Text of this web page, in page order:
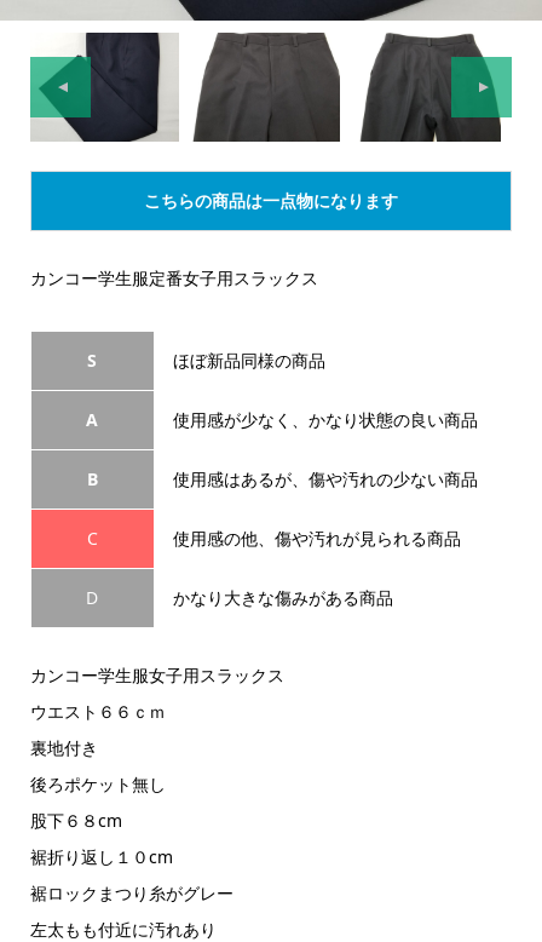
▲ ▼
こちらの商品は一点物になります
カンコー学生服定番女子用スラックス
S ほぼ新品同様の商品
A 使用感が少なく、かなり状態の良い商品
B 使用感はあるが、傷や汚れの少ない商品
C 使用感の他、傷や汚れが見られる商品
D かなり大きな傷みがある商品
カンコー学生服女子用スラックス
ウエスト６６ｃｍ
裏地付き
後ろポケット無し
股下６８cm
裾折り返し１０cm
裾ロックまつり糸がグレー
左太もも付近に汚れあり